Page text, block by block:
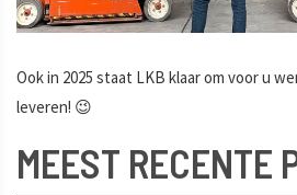
Ook in 2025 staat LKB klaar om voor u
leveren! 😉
MEEST RECENTE